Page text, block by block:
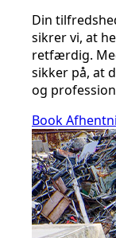
Din
sikrer vi, at
retfærdig.
sikker på, at
og
Book